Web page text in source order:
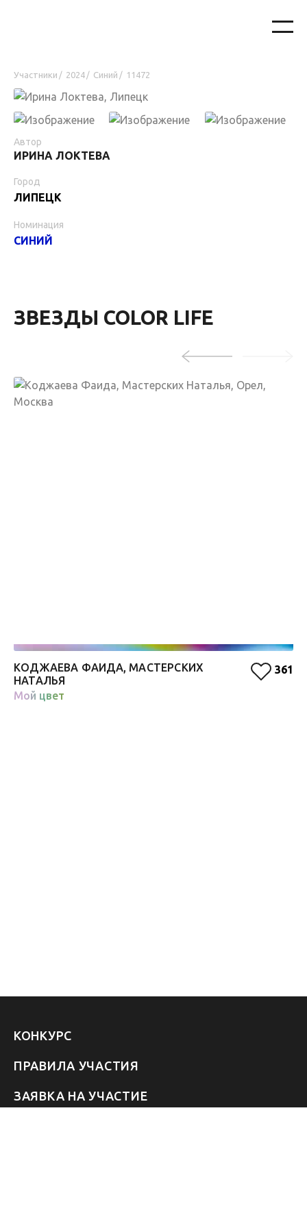
Участники / 2024 / Синий / 11472
Автор
ИРИНА ЛОКТЕВА
Город
ЛИПЕЦК
Номинация
СИНИЙ
ЗВЕЗДЫ COLOR LIFE
КОДЖАЕВА ФАИДА, МАСТЕРСКИХ
НАТАЛЬЯ
361
Мой цвет
КОНКУРС
ПРАВИЛА УЧАСТИЯ
ЗАЯВКА НА УЧАСТИЕ